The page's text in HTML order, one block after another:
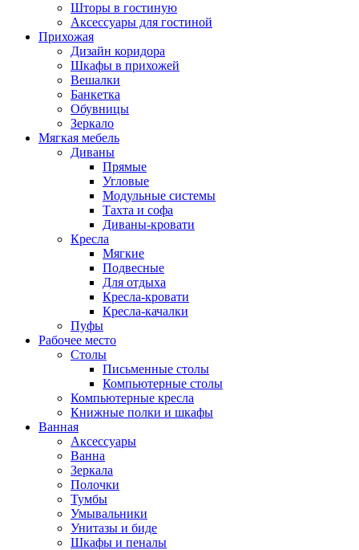
Шторы в гостиную
Аксессуары для гостиной
Прихожая
Дизайн коридора
Шкафы в прихожей
Вешалки
Банкетка
Обувницы
Зеркало
Мягкая мебель
Диваны
Прямые
Угловые
Модульные системы
Тахта и софа
Диваны-кровати
Кресла
Мягкие
Подвесные
Для отдыха
Кресла-кровати
Кресла-качалки
Пуфы
Рабочее место
Столы
Письменные столы
Компьютерные столы
Компьютерные кресла
Книжные полки и шкафы
Ванная
Аксессуары
Ванна
Зеркала
Полочки
Тумбы
Умывальники
Унитазы и биде
Шкафы и пеналы